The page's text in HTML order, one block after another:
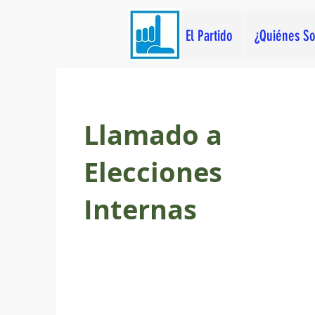
El Partido ¿Quiénes
Llamado a
Elecciones
Internas